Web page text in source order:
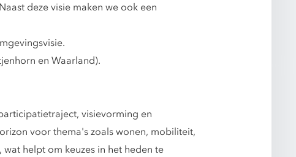
deze visie maken we ook een
en Waarland).
visievorming en
voor thema's zoals wonen, mobiliteit,
helpt om keuzes in het heden te